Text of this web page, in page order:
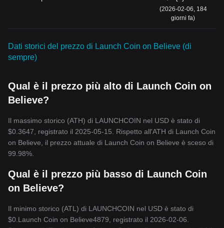
(2026-02-06, 184
giorni fa)
Dati storici del prezzo di Launch Coin on Believe (di
sempre)
Qual è il prezzo più alto di Launch Coin on
Believe?
Il massimo storico (ATH) di LAUNCHCOIN nel USD è stato di
$0.3647, registrato il 2025-05-15. Rispetto all'ATH di Launch Coin
on Believe, il prezzo attuale di Launch Coin on Believe è sceso di
99.98%.
Qual è il prezzo più basso di Launch Coin
on Believe?
Il minimo storico (ATL) di LAUNCHCOIN nel USD è stato di
$0.Launch Coin on Believe4879, registrato il 2026-02-06.